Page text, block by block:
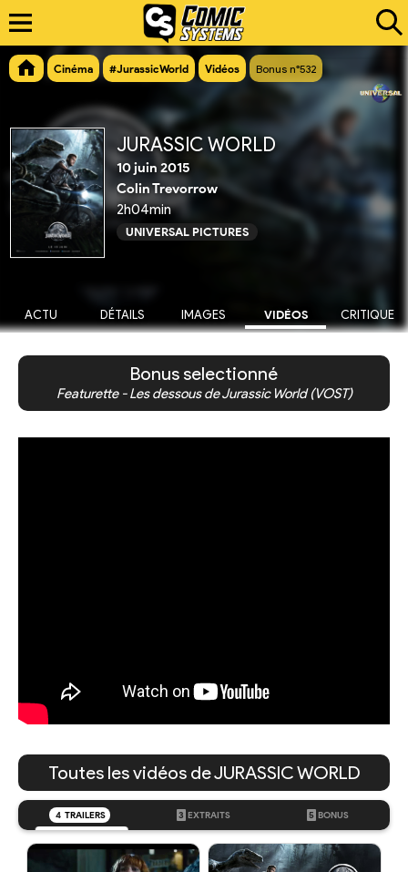
Cinéma #JurassicWorld Vidéos Bonus n°532
JURASSIC WORLD
10 juin 2015
Colin Trevorrow
2h04min
UNIVERSAL PICTURES
ACTU DÉTAILS IMAGES VIDÉOS CRITIQUE
Bonus selectionné
Featurette - Les dessous de Jurassic World (VOST)
Toutes les vidéos de JURASSIC WORLD
4 TRAILERS 3 EXTRAITS 5 BONUS